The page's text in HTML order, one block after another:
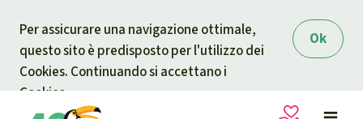
Ok
Per assicurare una navigazione ottimale,
questo sito è predisposto per l'utilizzo dei
Cookies. Continuando si accettano i
Cookies.